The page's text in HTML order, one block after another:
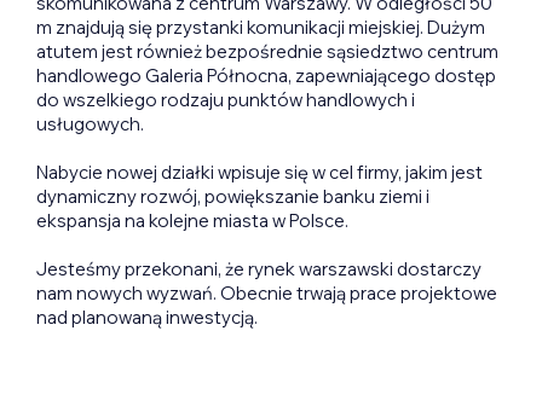
m znajdują się przystanki komunikacji miejskiej. Dużym
atutem jest również bezpośrednie sąsiedztwo centrum
handlowego Galeria Północna, zapewniającego dostęp
do wszelkiego rodzaju punktów handlowych i
usługowych.
Nabycie nowej działki wpisuje się w cel firmy, jakim jest
dynamiczny rozwój, powiększanie banku ziemi i
ekspansja na kolejne miasta w Polsce.
Jesteśmy przekonani, że rynek warszawski dostarczy
nam nowych wyzwań. Obecnie trwają prace projektowe
nad planowaną inwestycją.